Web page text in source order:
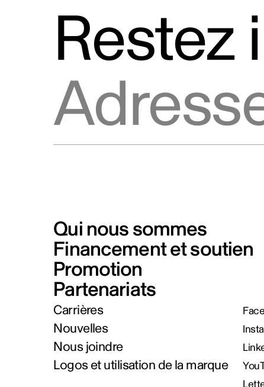
Restez
Qui nous sommes
Financement et soutien
Promotion
Partenariats
Carrières
Nouvelles
Nous joindre
Logos et utilisation de la marque